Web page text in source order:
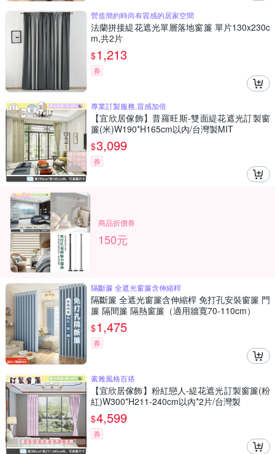
營造簡約時尚有質感的居家空間
法蘭拼接緹花遮光單層落地窗簾 單片130x230c
m,共2片
$1,213
券
專業訂製服務,質感加倍
【宜欣居傢飾】普羅旺斯-雙面緹花遮光訂製窗
簾(米)W190*H165cm以內/台灣製MIT
$3,099
券
商品折價券
150元
隔斷簾 全遮光窗簾含伸縮桿
隔斷簾 全遮光窗簾含伸縮桿 免打孔安裝窗簾 門
簾 隔間簾 隔熱窗簾（適用牆寬70-110cm）
$1,475
券
素雅風格百搭
【宜欣居傢飾】粉紅戀人-緹花遮光訂製窗簾(粉
紅)W300*H211-240cm以內*2片/台灣製
$4,599
券